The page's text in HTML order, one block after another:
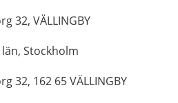
32, VÄLLINGBY
Stockholm
32, 162 65 VÄLLINGBY